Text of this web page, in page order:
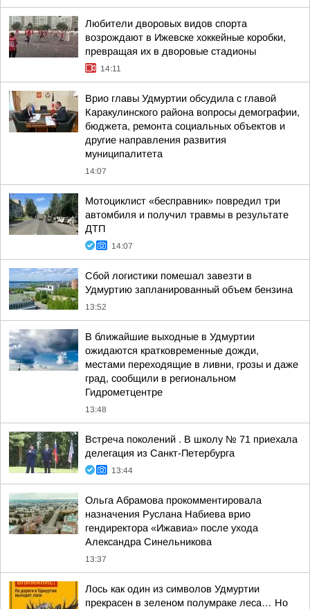
Любители дворовых видов спорта
возрождают в Ижевске хоккейные коробки,
превращая их в дворовые стадионы
14:11
Врио главы Удмуртии обсудила с главой
Каракулинского района вопросы демографии,
бюджета, ремонта социальных объектов и
другие направления развития
муниципалитета
14:07
Мотоциклист «бесправник» повредил три
автомбиля и получил травмы в результате
ДТП
14:07
Сбой логистики помешал завезти в
Удмуртию запланированный объем бензина
13:52
В ближайшие выходные в Удмуртии
ожидаются кратковременные дожди,
местами переходящие в ливни, грозы и даже
град, сообщили в региональном
Гидрометцентре
13:48
Встреча поколений . В школу № 71 приехала
делегация из Санкт-Петербурга
13:44
Ольга Абрамова прокомментировала
назначения Руслана Набиева врио
гендиректора «Ижавиа» после ухода
Александра Синельникова
13:37
Лось как один из символов Удмуртии
прекрасен в зеленом полумраке леса… Но